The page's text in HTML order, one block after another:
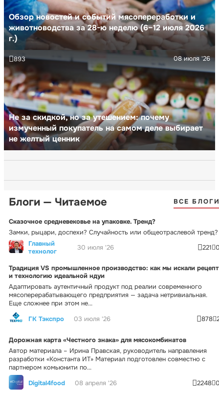
Обзор новостей и событий мясопереработки и
животноводства за 28-ю неделю (6–12 июля 2026
г.)
Не за скидкой, но за утешением: почему
измученный покупатель на самом деле выбирает
не желтый ценник
08 июля '26
893
Блоги — Читаемое ВСЕ
Сказочное средневековье на упаковке. Тренд?
Замки, рыцари, доспехи? Случайность или общеотраслевой тренд?
Главный
технолог
30 июля '26 221
Традиция VS промышленное производство: как мы искали рецепт
и технологию идеальной ндуи
Адаптировать аутентичный продукт под реалии современного
мясоперерабатывающего предприятия — задача нетривиальная.
Еще сложнее при этом не...
ГК Тэкспро
03 июля '26 878
Дорожная карта «Честного знака» для мясокомбинатов
Автор материала – Ирина Правская, руководитель направления
разработки «Константа ИТ» Материал подготовлен совместно с
партнером комьюнити по...
Digital4food
08 апреля '26 2248